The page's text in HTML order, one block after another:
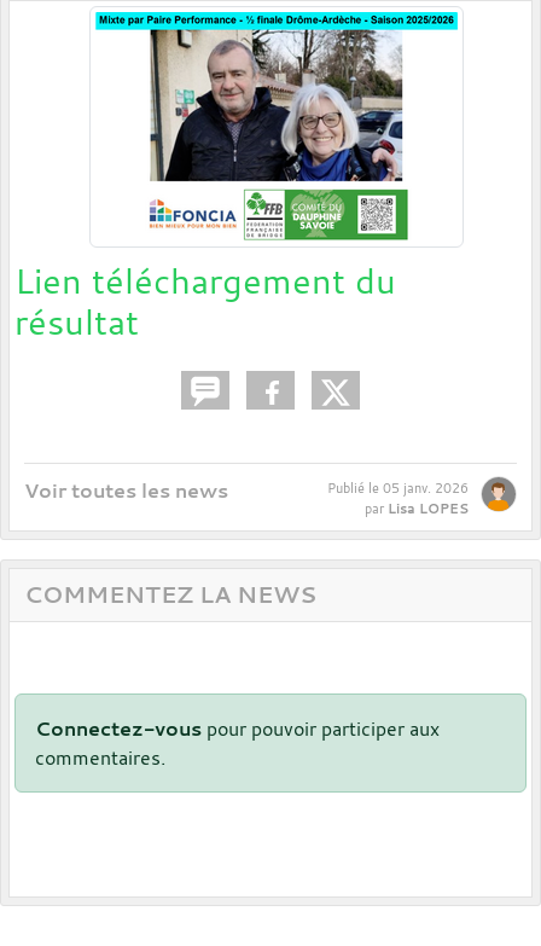
Lien téléchargement du
résultat
Voir toutes les news Publié le 05 janv. 2026
par Lisa LOPES
COMMENTEZ LA NEWS
Connectez-vous pour pouvoir participer aux
commentaires.